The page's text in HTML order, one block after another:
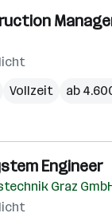
Vollzeit ab
Engineer
Graz